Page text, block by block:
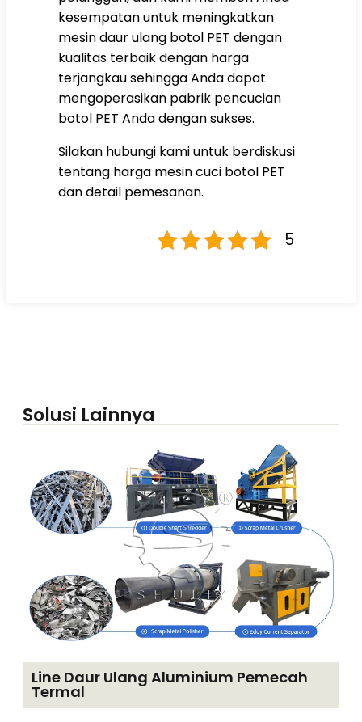
kesempatan untuk meningkatkan
mesin daur ulang botol PET dengan
kualitas terbaik dengan harga
terjangkau sehingga Anda dapat
mengoperasikan pabrik pencucian
botol PET Anda dengan sukses.
Silakan hubungi kami untuk berdiskusi
tentang harga mesin cuci botol PET
dan detail pemesanan.
5
Solusi Lainnya
Line Daur Ulang Aluminium Pemecah
Termal